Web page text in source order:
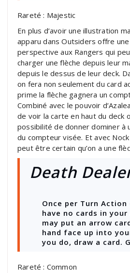
Rareté : Majestic
En plus d’avoir une illustration
apparu dans Outsiders offre
perspective aux Rangers qui
charger une flèche depuis leur
depuis le dessus de leur deck.
on fera non seulement du card
prime la flèche gagnera un
Combiné avec le pouvoir
de voir la carte en haut du deck
possibilité de donner dominer à
du compteur visée. Et avec
peut être certain qu’on a une
Death
Once per Turn Action
have no cards in your
may put an arrow
hand face up into
you do, draw a card.
Rareté : Common